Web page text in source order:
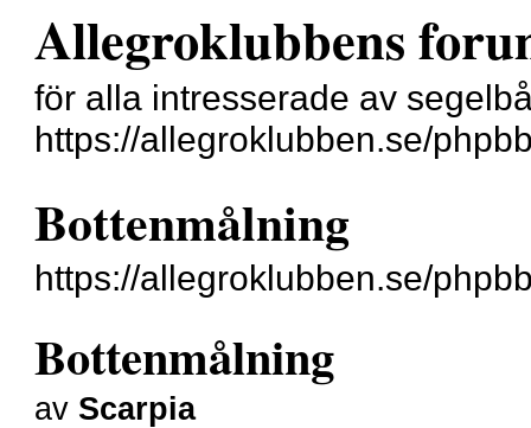
Allegroklubbens
för alla intresserade av
https://allegroklubben.se/
Bottenmålning
https://allegroklubben.se/
Bottenmålning
av Scarpia